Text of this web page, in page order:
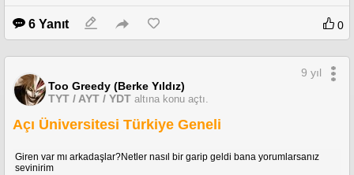
6 Yanıt 0
Too Greedy (Berke Yıldız)
TYT / AYT / YDT altına konu açtı.
9 yıl
Açı Üniversitesi Türkiye Geneli
Giren var mı arkadaşlar?Netler nasıl bir garip geldi bana yorumlarsanız
sevinirim